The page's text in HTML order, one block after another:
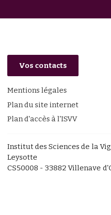
Vos contacts
Mentions légales
Plan du site internet
Plan d'accès à l'ISVV
Institut des Sciences de la
Leysotte
CS50008 - 33882 Villenave